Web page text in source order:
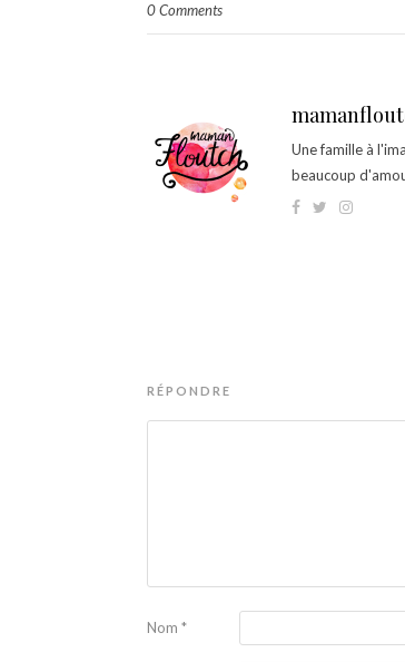
0 Comments
Une famille à
beaucoup
RÉPONDRE
Nom *